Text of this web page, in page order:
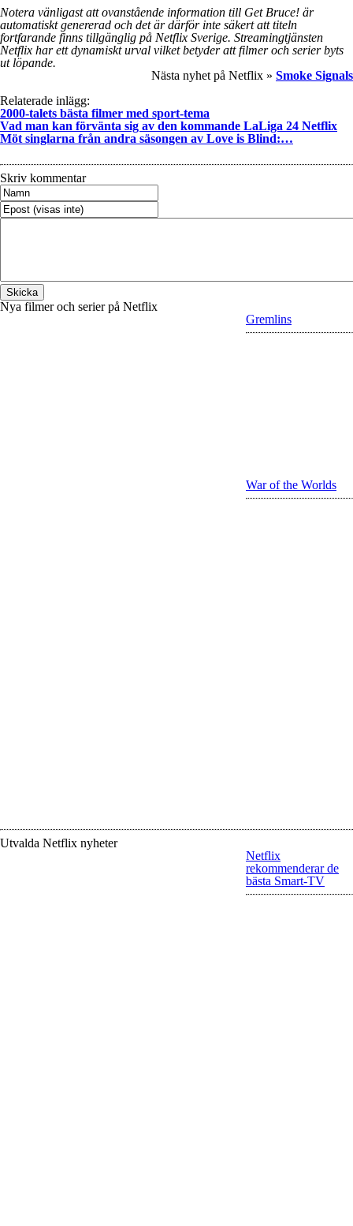
Notera vänligast att ovanstående information till Get Bruce! är
automatiskt genererad och det är därför inte säkert att titeln
fortfarande finns tillgänglig på Netflix Sverige. Streamingtjänsten
Netflix har ett dynamiskt urval vilket betyder att filmer och serier byts
ut löpande.
Nästa nyhet på Netflix » Smoke Signals
Relaterade inlägg:
2000-talets bästa filmer med sport-tema
Vad man kan förvänta sig av den kommande LaLiga 24 Netflix
Möt singlarna från andra säsongen av Love is Blind:…
Skriv kommentar
Nya filmer och serier på Netflix
Gremlins
War of the Worlds
Utvalda Netflix nyheter
Netflix
rekommenderar de
bästa Smart-TV